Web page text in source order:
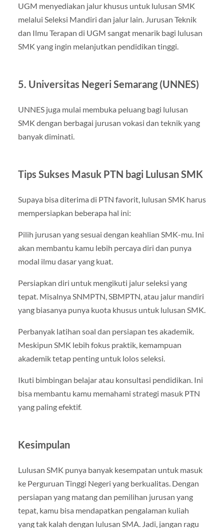
UGM menyediakan jalur khusus untuk lulusan SMK
melalui Seleksi Mandiri dan jalur lain. Jurusan Teknik
dan Ilmu Terapan di UGM sangat menarik bagi lulusan
SMK yang ingin melanjutkan pendidikan tinggi.
5. Universitas Negeri Semarang (UNNES)
UNNES juga mulai membuka peluang bagi lulusan
SMK dengan berbagai jurusan vokasi dan teknik yang
banyak diminati.
Tips Sukses Masuk PTN bagi Lulusan SMK
Supaya bisa diterima di PTN favorit, lulusan SMK harus
mempersiapkan beberapa hal ini:
Pilih jurusan yang sesuai dengan keahlian SMK-mu. Ini
akan membantu kamu lebih percaya diri dan punya
modal ilmu dasar yang kuat.
Persiapkan diri untuk mengikuti jalur seleksi yang
tepat. Misalnya SNMPTN, SBMPTN, atau jalur mandiri
yang biasanya punya kuota khusus untuk lulusan SMK.
Perbanyak latihan soal dan persiapan tes akademik.
Meskipun SMK lebih fokus praktik, kemampuan
akademik tetap penting untuk lolos seleksi.
Ikuti bimbingan belajar atau konsultasi pendidikan. Ini
bisa membantu kamu memahami strategi masuk PTN
yang paling efektif.
Kesimpulan
Lulusan SMK punya banyak kesempatan untuk masuk
ke Perguruan Tinggi Negeri yang berkualitas. Dengan
persiapan yang matang dan pemilihan jurusan yang
tepat, kamu bisa mendapatkan pengalaman kuliah
yang tak kalah dengan lulusan SMA. Jadi, jangan ragu